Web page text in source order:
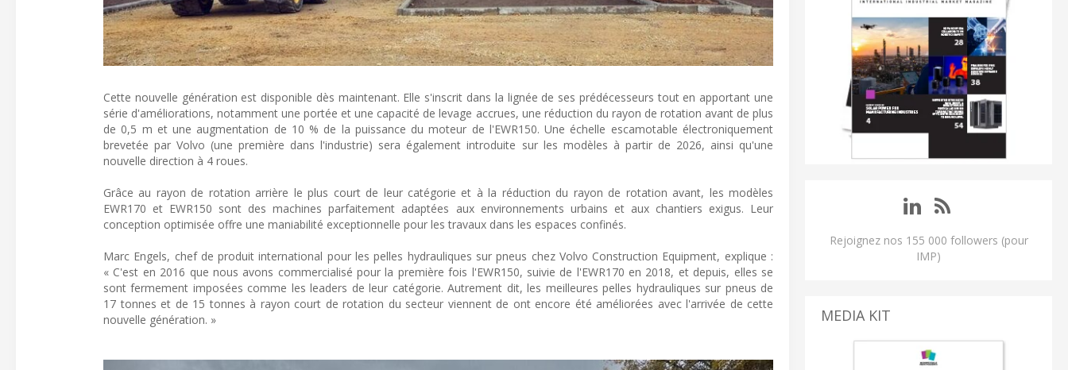
Cette nouvelle génération est disponible dès maintenant. Elle s'inscrit dans la lignée de ses prédécesseurs tout en apportant une
série d'améliorations, notamment une portée et une capacité de levage accrues, une réduction du rayon de rotation avant de plus
de 0,5 m et une augmentation de 10 % de la puissance du moteur de l'EWR150. Une échelle escamotable électroniquement
brevetée par Volvo (une première dans l'industrie) sera également introduite sur les modèles à partir de 2026, ainsi qu'une
nouvelle direction à 4 roues.
Grâce au rayon de rotation arrière le plus court de leur catégorie et à la réduction du rayon de rotation avant, les modèles
EWR170 et EWR150 sont des machines parfaitement adaptées aux environnements urbains et aux chantiers exigus. Leur
conception optimisée offre une maniabilité exceptionnelle pour les travaux dans les espaces confinés.
Marc Engels, chef de produit international pour les pelles hydrauliques sur pneus chez Volvo Construction Equipment, explique :
« C'est en 2016 que nous avons commercialisé pour la première fois l'EWR150, suivie de l'EWR170 en 2018, et depuis, elles se
sont fermement imposées comme les leaders de leur catégorie. Autrement dit, les meilleures pelles hydrauliques sur pneus de
17 tonnes et de 15 tonnes à rayon court de rotation du secteur viennent de ont encore été améliorées avec l'arrivée de cette
nouvelle génération. »
Rejoignez nos 155 000 followers (pour
IMP)
MEDIA KIT